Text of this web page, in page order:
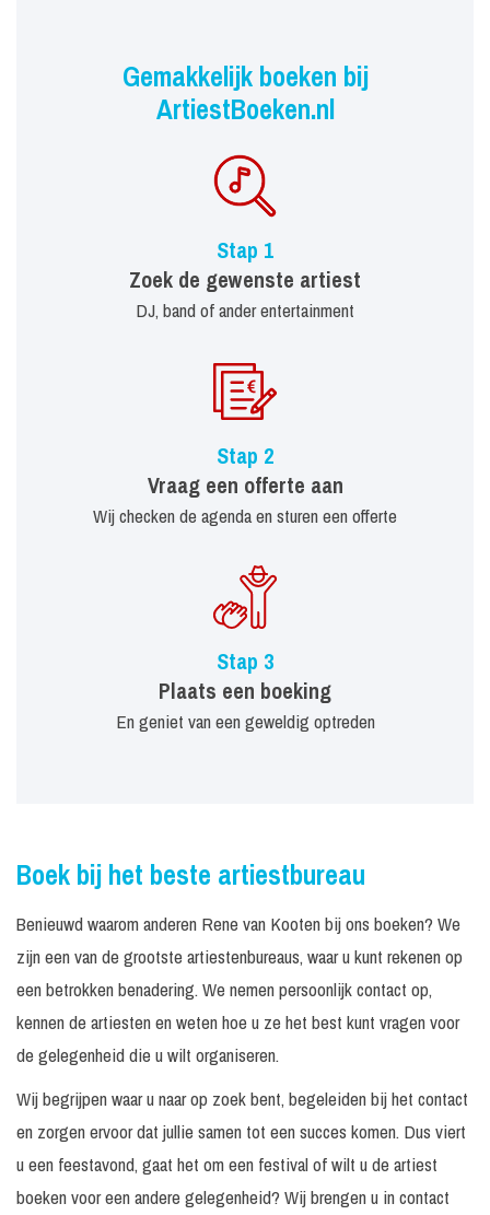
Gemakkelijk boeken bij
ArtiestBoeken.nl
Stap 1
Zoek de gewenste artiest
DJ, band of ander entertainment
Stap 2
Vraag een offerte aan
Wij checken de agenda en sturen een offerte
Stap 3
Plaats een boeking
En geniet van een geweldig optreden
Boek bij het beste artiestbureau
Benieuwd waarom anderen Rene van Kooten bij ons boeken? We
zijn een van de grootste artiestenbureaus, waar u kunt rekenen op
een betrokken benadering. We nemen persoonlijk contact op,
kennen de artiesten en weten hoe u ze het best kunt vragen voor
de gelegenheid die u wilt organiseren.
Wij begrijpen waar u naar op zoek bent, begeleiden bij het contact
en zorgen ervoor dat jullie samen tot een succes komen. Dus viert
u een feestavond, gaat het om een festival of wilt u de artiest
boeken voor een andere gelegenheid? Wij brengen u in contact